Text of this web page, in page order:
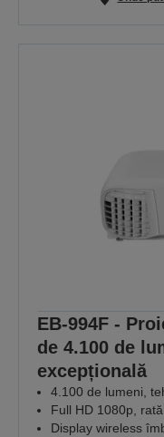
EB-994F -
de 4.100 de
excepțională
4.100 de lumeni,
Full HD 1080p,
Display wireless